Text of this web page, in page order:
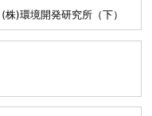
)環境開発研究所（下）